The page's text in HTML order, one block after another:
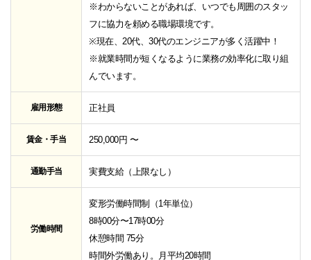
※わからないことがあれば、いつでも周囲のスタッ
フに協力を頼める職場環境です。
※現在、20代、30代のエンジニアが多く活躍中！
※就業時間が短くなるように業務の効率化に取り組
んでいます。
雇用形態 正社員
賃金・手当 250,000円 〜
通勤手当 実費支給（上限なし）
労働時間
変形労働時間制（1年単位）
8時00分〜17時00分
休憩時間 75分
時間外労働あり。月平均20時間